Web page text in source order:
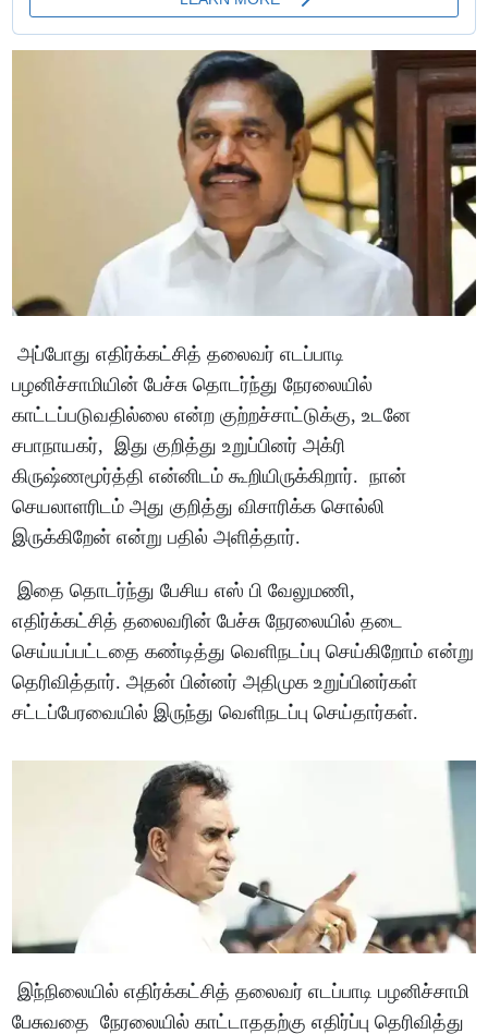
அப்போது எதிர்க்கட்சித் தலைவர் எடப்பாடி
பழனிச்சாமியின் பேச்சு தொடர்ந்து நேரலையில்
காட்டப்படுவதில்லை என்ற குற்றச்சாட்டுக்கு, உடனே
சபாநாயகர், இது குறித்து உறுப்பினர் அக்ரி
கிருஷ்ணமூர்த்தி என்னிடம் கூறியிருக்கிறார். நான்
செயலாளரிடம் அது குறித்து விசாரிக்க சொல்லி
இருக்கிறேன் என்று பதில் அளித்தார்.
இதை தொடர்ந்து பேசிய எஸ் பி வேலுமணி,
எதிர்க்கட்சித் தலைவரின் பேச்சு நேரலையில் தடை
செய்யப்பட்டதை கண்டித்து வெளிநடப்பு செய்கிறோம் என்று
தெரிவித்தார். அதன் பின்னர் அதிமுக உறுப்பினர்கள்
சட்டப்பேரவையில் இருந்து வெளிநடப்பு செய்தார்கள்.
இந்நிலையில் எதிர்க்கட்சித் தலைவர் எடப்பாடி பழனிச்சாமி
பேசுவதை நேரலையில் காட்டாததற்கு எதிர்ப்பு தெரிவித்து